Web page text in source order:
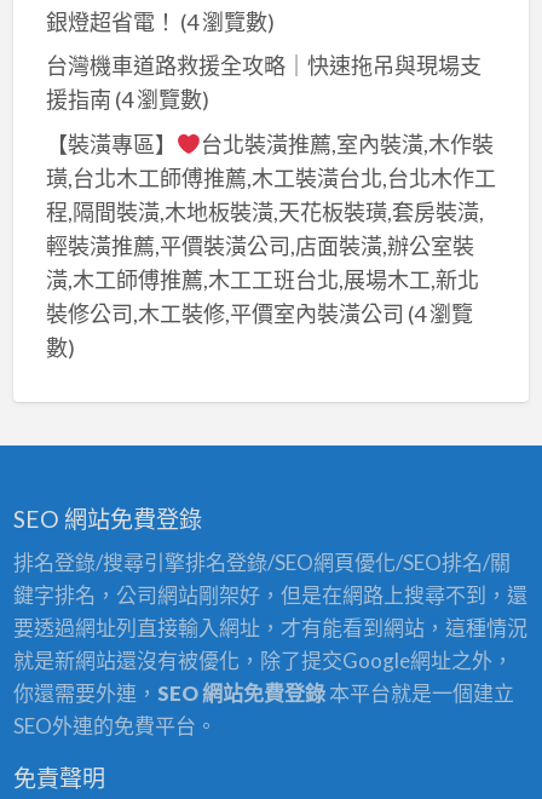
銀燈超省電！ (4 瀏覽數)
台灣機車道路救援全攻略｜快速拖吊與現場支
援指南 (4 瀏覽數)
【裝潢專區】
台北裝潢推薦,室內裝潢,木作裝
璜,台北木工師傅推薦,木工裝潢台北,台北木作工
程,隔間裝潢,木地板裝潢,天花板裝璜,套房裝潢,
輕裝潢推薦,平價裝潢公司,店面裝潢,辦公室裝
潢,木工師傅推薦,木工工班台北,展場木工,新北
裝修公司,木工裝修,平價室內裝潢公司 (4 瀏覽
數)
SEO 網站免費登錄
排名登錄/搜尋引擎排名登錄/SEO網頁優化/SEO排名/關
鍵字排名，公司網站剛架好，但是在網路上搜尋不到，還
要透過網址列直接輸入網址，才有能看到網站，這種情況
就是新網站還沒有被優化，除了提交Google網址之外，
你還需要外連， SEO 網站免費登錄本平台就是一個建立
SEO外連的免費平台。
免責聲明